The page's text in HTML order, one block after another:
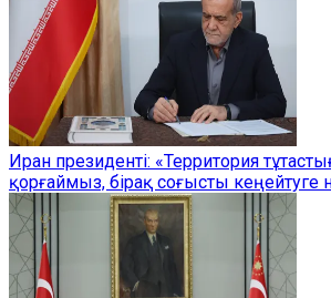
Иран президенті: «Территория
қорғаймыз, бірақ соғысты кеңейтуге